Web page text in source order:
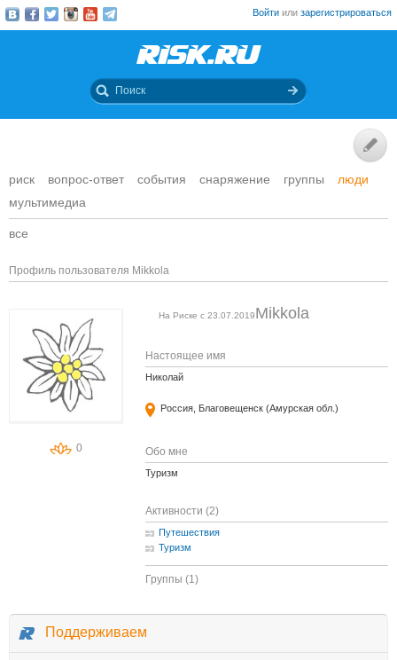
Войти или зарегистрироваться
риск вопрос-ответ события снаряжение группы
люди
мультимедиа
все
Профиль пользователя Mikkola
0
Mikkola
На Риске с 23.07.2019
Настоящее имя
Николай
Россия, Благовещенск (Амурская обл.)
Обо мне
Туризм
Активности (2)
Путешествия
Туризм
Группы (1)
Поддерживаем